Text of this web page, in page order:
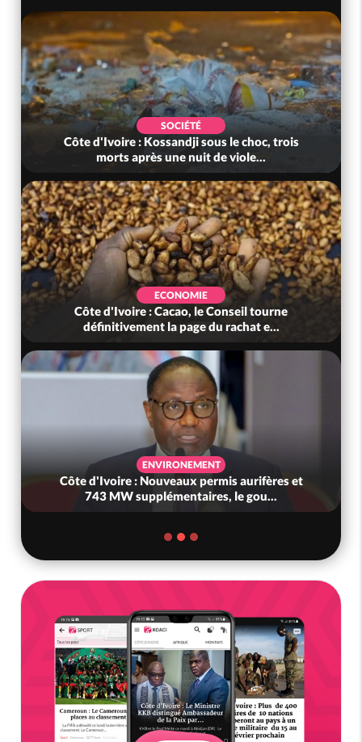
SOCIÉTÉ
Côte d'Ivoire : Kossandji sous le choc, trois
morts après une nuit de viole...
ECONOMIE
Côte d'Ivoire : Cacao, le Conseil tourne
définitivement la page du rachat e...
ENVIRONEMENT
Côte d'Ivoire : Nouveaux permis aurifères et
743 MW supplémentaires, le gou...